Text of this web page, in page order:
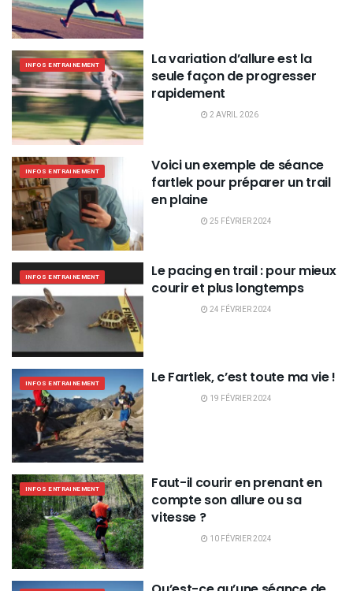
INFOS ENTRAINEMENT
La variation d’allure est la
seule façon de progresser
rapidement
2 AVRIL 2026
INFOS ENTRAINEMENT
Voici un exemple de séance
fartlek pour préparer un trail
en plaine
25 FÉVRIER 2024
INFOS ENTRAINEMENT
Le pacing en trail : pour mieux
courir et plus longtemps
24 FÉVRIER 2024
INFOS ENTRAINEMENT Le Fartlek, c’est toute ma vie !
19 FÉVRIER 2024
INFOS ENTRAINEMENT
Faut-il courir en prenant en
compte son allure ou sa
vitesse ?
10 FÉVRIER 2024